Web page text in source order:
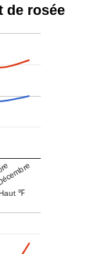
de rosée
℉